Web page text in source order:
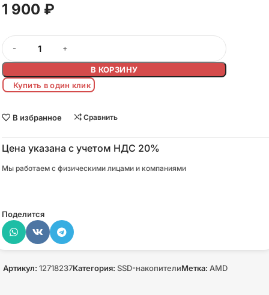
1 900 ₽
В КОРЗИНУ
Купить в один клик
В избранное Сравнить
Цена указана с учетом НДС 20%
Мы работаем с физическими лицами и компаниями
Поделится
Артикул: 12718237Категория: SSD-накопителиМетка: AMD